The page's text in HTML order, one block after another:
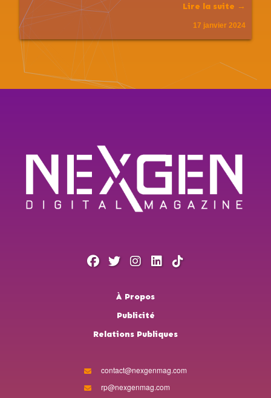
Lire la suite →
17 janvier 2024
À Propos
Publicité
Relations Publiques
contact@nexgenmag.com
rp@nexgenmag.com